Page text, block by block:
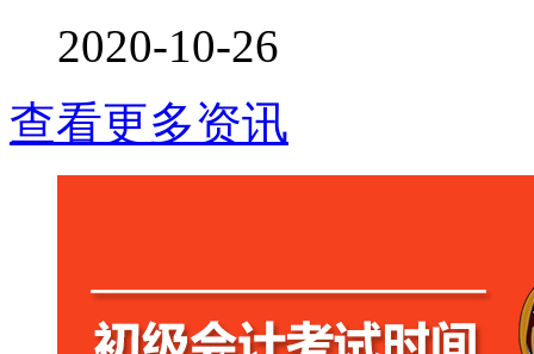
2020-10-26
查看更多资讯